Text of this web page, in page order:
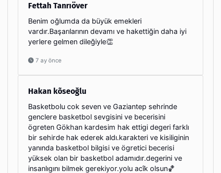
Fettah Tanrıöver
Benim oğlumda da büyük emekleri
vardır.Başarılarının devamı ve hakettiğin daha iyi
yerlere gelmen dileğiyle👏
7 ay önce
Hakan kõseoğlu
Basketbolu cok seven ve Gaziantep sehrinde
genclere basketbol sevgisini ve becerisini
ögreten Gökhan kardesim hak ettigi degeri farklı
bir sehirde hak ederek aldı.karakteri ve kisiliginin
yanında basketbol bilgisi ve ögretici becerisi
yüksek olan bir basketbol adamıdır.degerini ve
insanlıgını bilmek gerekiyor.yolu acîk olsun🏀